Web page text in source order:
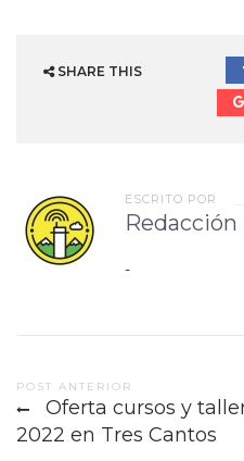
SHARE THIS
ESCRITO POR
Redacción
-
Post
navigation
POST ANTERIOR
Oferta cursos y
2022 en Tres Cantos